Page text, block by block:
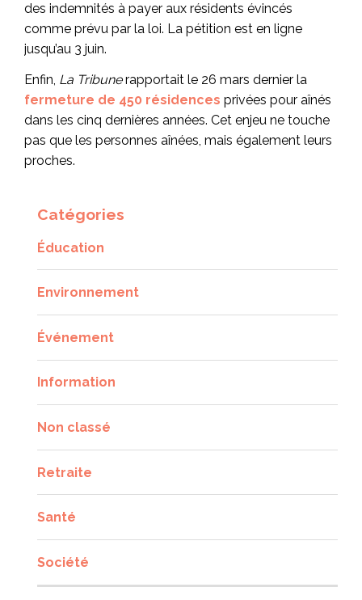
des indemnités à payer aux résidents évincés
comme prévu par la loi. La pétition est en ligne
jusqu’au 3 juin.
Enfin, La Tribunerapportait le 26 mars dernier la
fermeture de 450 résidences privées pour aînés
dans les cinq dernières années. Cet enjeu ne touche
pas que les personnes aînées, mais également leurs
proches.
Catégories
Éducation
Environnement
Événement
Information
Non classé
Retraite
Santé
Société